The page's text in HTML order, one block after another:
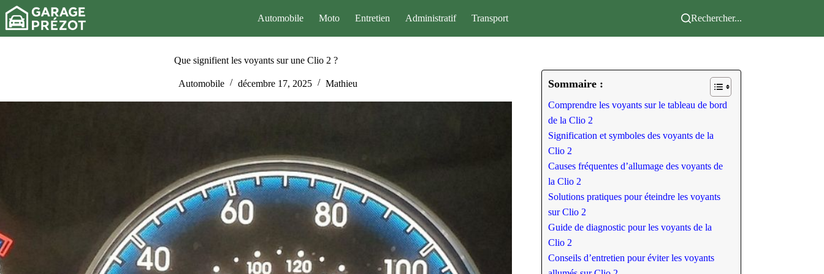
Passer
au
contenu
Automobile Moto Entretien Administratif Transport Rechercher...
Que signifient les voyants sur une Clio 2 ?
Automobile décembre 17, 2025 Mathieu Sommaire :
Comprendre les voyants sur le tableau de bord
de la Clio 2
Signification et symboles des voyants de la
Clio 2
Causes fréquentes d’allumage des voyants de
la Clio 2
Solutions pratiques pour éteindre les voyants
sur Clio 2
Guide de diagnostic pour les voyants de la
Clio 2
Conseils d’entretien pour éviter les voyants